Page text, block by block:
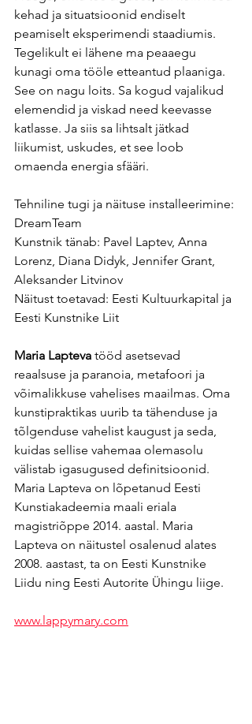
kehad ja situatsioonid endiselt
peamiselt eksperimendi staadiumis.
Tegelikult ei lähene ma peaaegu
kunagi oma tööle etteantud plaaniga.
See on nagu loits. Sa kogud vajalikud
elemendid ja viskad need keevasse
katlasse. Ja siis sa lihtsalt jätkad
liikumist, uskudes, et see loob
omaenda energia sfääri.
Tehniline tugi ja näituse installeerimine:
DreamTeam
Kunstnik tänab: Pavel Laptev, Anna
Lorenz, Diana Didyk, Jennifer Grant,
Aleksander Litvinov
Näitust toetavad: Eesti Kultuurkapital ja
Eesti Kunstnike Liit
Maria Lapteva tööd asetsevad
reaalsuse ja paranoia, metafoori ja
võimalikkuse vahelises maailmas. Oma
kunstipraktikas uurib ta tähenduse ja
tõlgenduse vahelist kaugust ja seda,
kuidas sellise vahemaa olemasolu
välistab igasugused definitsioonid.
Maria Lapteva on lõpetanud Eesti
Kunstiakadeemia maali eriala
magistriõppe 2014. aastal. Maria
Lapteva on näitustel osalenud alates
2008. aastast, ta on Eesti Kunstnike
Liidu ning Eesti Autorite Ühingu liige.
www.lappymary.com